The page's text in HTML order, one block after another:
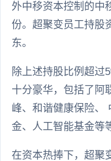
外中移资本控制的中
份。超聚变员工持股
东。
除上述持股比例超过
十分豪华，包括了阿
峰、和谐健康保险、
金、人工智能基金等
在资本热捧下，超聚